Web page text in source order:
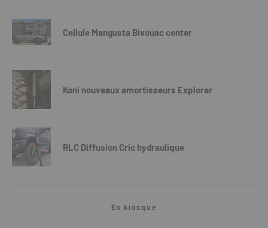
Cellule Mangusta Bivouac center
Koni nouveaux amortisseurs Explorer
RLC Diffusion Cric hydraulique
En kiosque